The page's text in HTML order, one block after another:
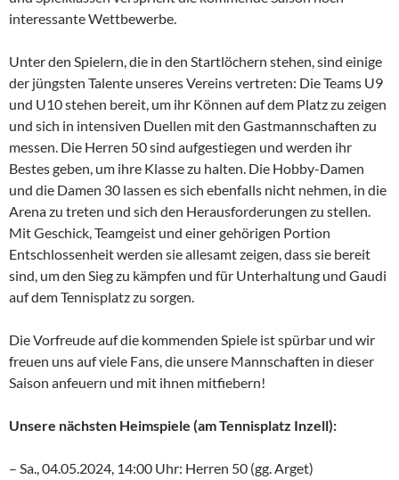
interessante Wettbewerbe.
Unter den Spielern, die in den Startlöchern stehen, sind einige
der jüngsten Talente unseres Vereins vertreten: Die Teams U9
und U10 stehen bereit, um ihr Können auf dem Platz zu zeigen
und sich in intensiven Duellen mit den Gastmannschaften zu
messen. Die Herren 50 sind aufgestiegen und werden ihr
Bestes geben, um ihre Klasse zu halten. Die Hobby-Damen
und die Damen 30 lassen es sich ebenfalls nicht nehmen, in die
Arena zu treten und sich den Herausforderungen zu stellen.
Mit Geschick, Teamgeist und einer gehörigen Portion
Entschlossenheit werden sie allesamt zeigen, dass sie bereit
sind, um den Sieg zu kämpfen und für Unterhaltung und Gaudi
auf dem Tennisplatz zu sorgen.
Die Vorfreude auf die kommenden Spiele ist spürbar und wir
freuen uns auf viele Fans, die unsere Mannschaften in dieser
Saison anfeuern und mit ihnen mitfiebern!
Unsere nächsten Heimspiele (am Tennisplatz Inzell):
– Sa., 04.05.2024, 14:00 Uhr: Herren 50 (gg. Arget)